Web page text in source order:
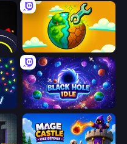
Land Explorers: Merge & Build
Black Hole Idle